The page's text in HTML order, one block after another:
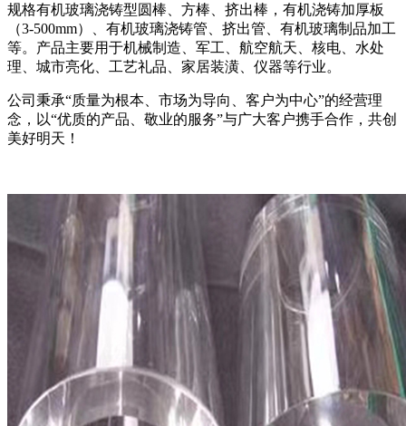
规格有机玻璃浇铸型圆棒、方棒、挤出棒，有机浇铸加厚板
（3-500mm）、有机玻璃浇铸管、挤出管、有机玻璃制品加工
等。产品主要用于机械制造、军工、航空航天、核电、水处
理、城市亮化、工艺礼品、家居装潢、仪器等行业。
公司秉承“质量为根本、市场为导向、客户为中心”的经营理
念，以“优质的产品、敬业的服务”与广大客户携手合作，共创
美好明天！